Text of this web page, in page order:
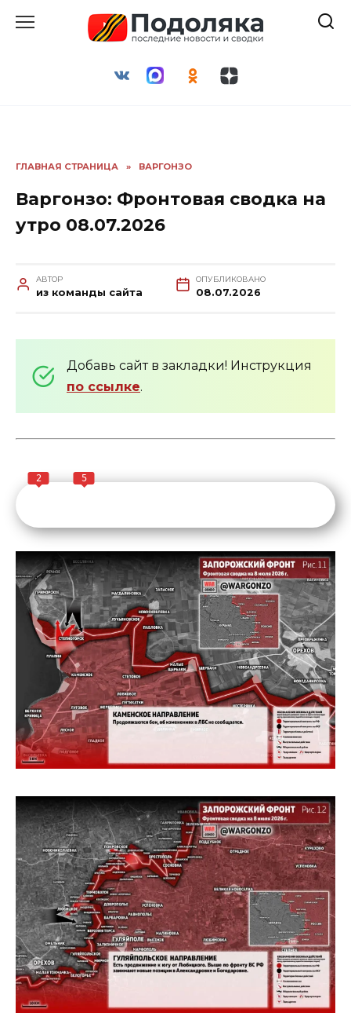
ГЛАВНАЯ СТРАНИЦА » ВАРГОНЗО
Варгонзо: Фронтовая сводка на
утро 08.07.2026
АВТОР
из команды сайта
ОПУБЛИКОВАНО
08.07.2026
Добавь сайт в закладки! Инструкция
по ссылке.
2 5